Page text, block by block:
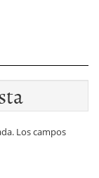
Los campos